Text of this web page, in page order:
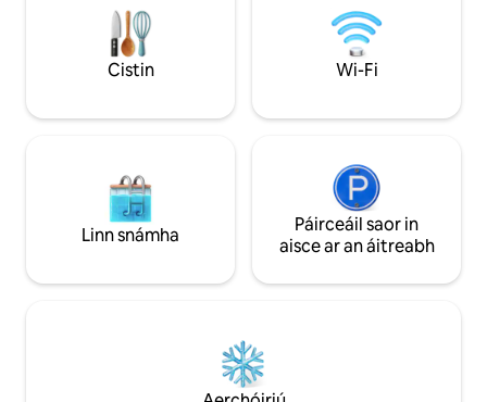
🏖️Beach - Grimaud ( 20 nóiméad )
Cogolin Marines 🏖️Beach ar shiúl na gcos
( 15 nóiméad ) 🛒Siopaí 🦦Bain sult as an
áit shuaimhneach seo Feistithe go
10 nóiméad.
bhreá ghainimh,
aon táille
- árasán glan, go
Cistin Wi-Fi
Linn snámha
Páirceáil saor in
aisce ar an áitreabh